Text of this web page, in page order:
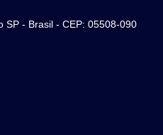
SP - Brasil - CEP: 05508-090